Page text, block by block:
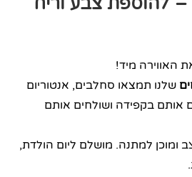
האווירה מיד!
שלנו תמצאו סחלבים, אנטוריום
אותם בקפידה ושולחים אותם
ומוכן למתנה. מושלם ליום הולדת,